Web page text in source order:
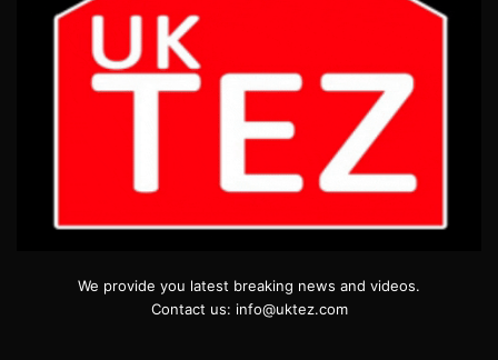
We provide you latest breaking news and videos.
Contact us: info@uktez.com